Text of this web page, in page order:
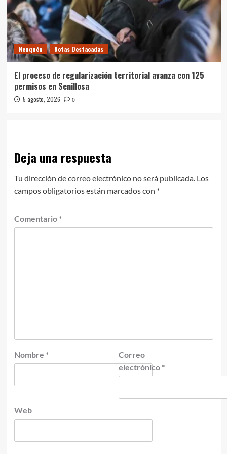
Neuquén Notas Destacadas
El proceso de regularización territorial avanza con 125
permisos en Senillosa
5 agosto, 2026 0
Deja una respuesta
Tu dirección de correo electrónico no será publicada. Los
campos obligatorios están marcados con *
Comentario *
Nombre *
Correo
electrónico *
Web